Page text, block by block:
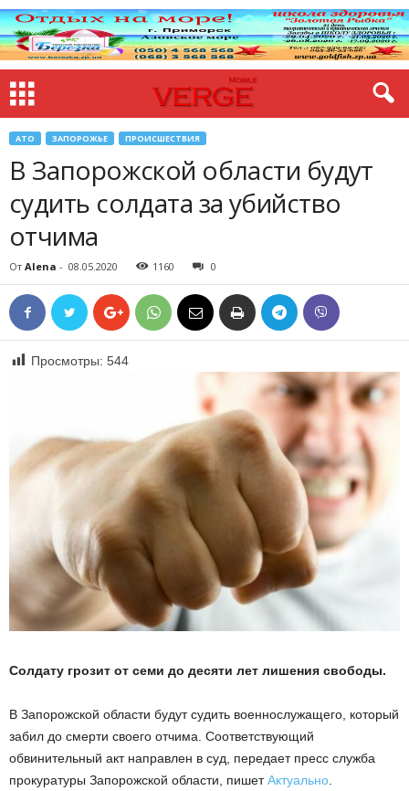
АТО ЗАПОРОЖЬЕ ПРОИСШЕСТВИЯ
В Запорожской области будут
судить солдата за убийство
отчима
От Alena - 08.05.2020 1160 0
Просмотры: 544
Солдату грозит от семи до десяти лет лишения свободы.
В Запорожской области будут судить военнослужащего, который
забил до смерти своего отчима. Соответствующий
обвинительный акт направлен в суд, передает пресс служба
прокуратуры Запорожской области, пишетАктуально.